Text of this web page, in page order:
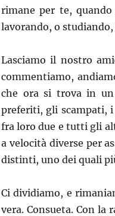
rimane per te,
lavorando, o
Lasciamo il nostro
commentiamo,
che ora si trova in
preferiti, gli scampati,
fra loro due e tutti gli
a velocità diverse per
distinti, uno dei quali
Ci dividiamo, e
vera. Consueta. Con la